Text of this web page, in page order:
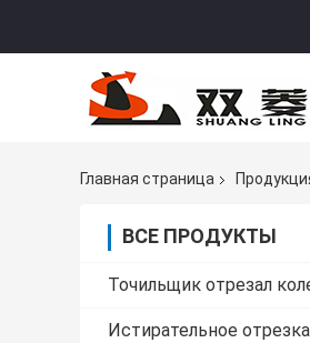
Главная страница
ВСЕ ПРОДУКТЫ
Точильщик отрезал
Истирательное